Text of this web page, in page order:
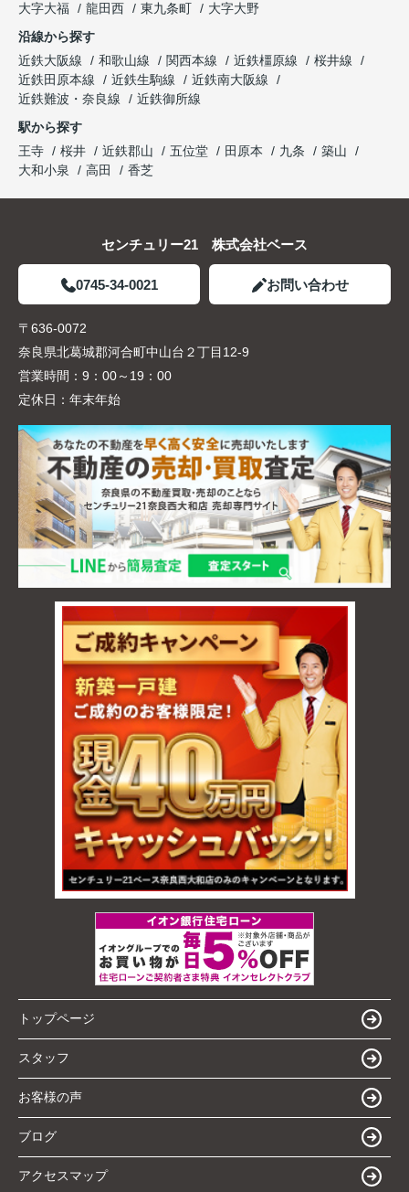
大字大福
龍田西 東九条町
大字大野
沿線から探す
近鉄大阪線
和歌山線 関西本線 近鉄橿原線
桜井線
近鉄田原本線
近鉄生駒線
近鉄南大阪線
近鉄難波・奈良線
近鉄御所線
駅から探す
王寺
桜井 近鉄郡山 五位堂 田原本 九条
築山
大和小泉
高田 香芝
センチュリー21 株式会社ベース
0745-34-0021 お問い合わせ
〒636-0072
奈良県北葛城郡河合町中山台２丁目12-9
営業時間： 9：00～19：00
定休日： 年末年始
トップページ
スタッフ
お客様の声
ブログ
アクセスマップ